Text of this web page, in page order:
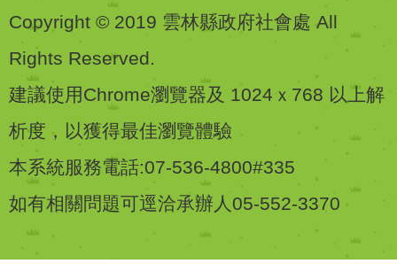
Copyright © 2019 雲林縣政府社會處 All
Rights Reserved.
建議使用Chrome瀏覽器及 1024ｘ768 以上解
析度，以獲得最佳瀏覽體驗
本系統服務電話:07-536-4800#335
如有相關問題可逕洽承辦人05-552-3370